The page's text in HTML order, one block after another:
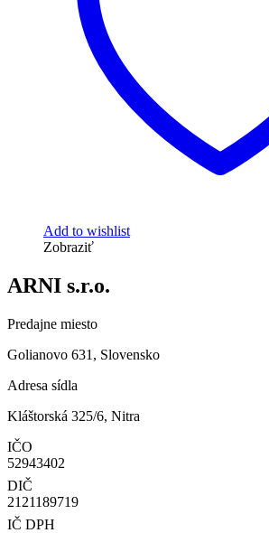
Add to wishlist
Zobraziť
ARNI s.r.o.
Predajne miesto
Golianovo 631, Slovensko
Adresa sídla
Kláštorská 325/6, Nitra
IČO
52943402
DIČ
2121189719
IČ DPH